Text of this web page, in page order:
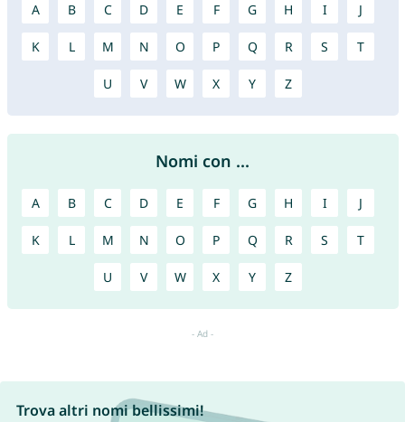
A B C D E F G H I J
K L M N O P Q R S T
U V W X Y Z
Nomi con ...
A B C D E F G H I J
K L M N O P Q R S T
U V W X Y Z
Trova altri nomi bellissimi!